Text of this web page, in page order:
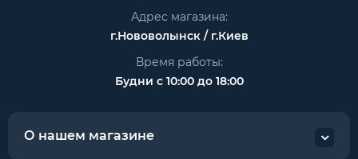
Адрес магазина:
г.Нововолынск / г.Киев
Время работы:
Будни с 10:00 до 18:00
О нашем магазине